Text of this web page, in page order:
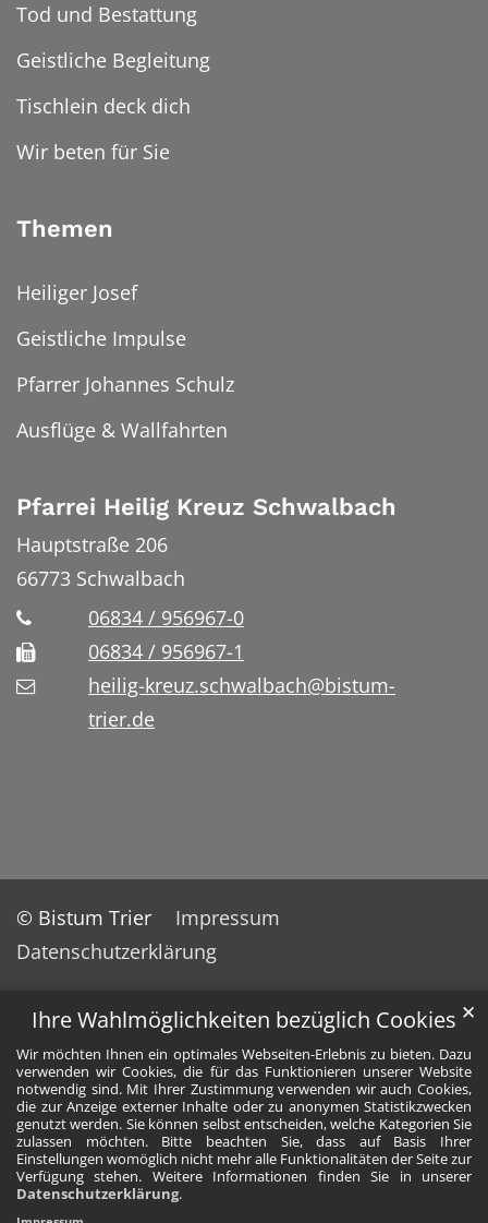
Ihre Wahlmöglichkeiten bezüglich Cookies
Wir möchten Ihnen ein optimales Webseiten-Erlebnis zu bieten. Dazu
verwenden wir Cookies, die für das Funktionieren unserer Website
notwendig sind. Mit Ihrer Zustimmung verwenden wir auch Cookies,
die zur Anzeige externer Inhalte oder zu anonymen Statistikzwecken
genutzt werden. Sie können selbst entscheiden, welche Kategorien Sie
zulassen möchten. Bitte beachten Sie, dass auf Basis Ihrer
Einstellungen womöglich nicht mehr alle Funktionalitäten der Seite zur
Verfügung stehen. Weitere Informationen finden Sie in unserer
Datenschutzerklärung.
✕
Tod und Bestattung
Geistliche Begleitung
Tischlein deck dich
Wir beten für Sie
Themen
Heiliger Josef
Geistliche Impulse
Pfarrer Johannes Schulz
Ausflüge & Wallfahrten
Pfarrei Heilig Kreuz Schwalbach
Hauptstraße 206
66773 Schwalbach
06834 / 956967-0
06834 / 956967-1
heilig-kreuz.schwalbach@bistum-
trier.de
© Bistum Trier
Impressum
Datenschutzerklärung